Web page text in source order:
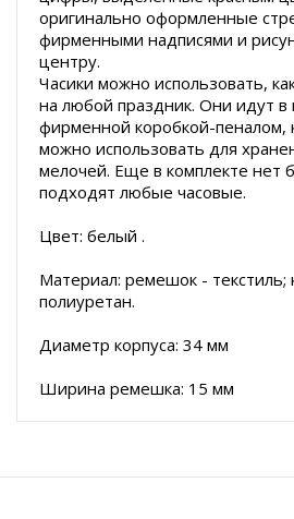
оригинально оформленные
фирменными надписями и
центру.
Часики можно использовать,
на любой праздник. Они идут в
фирменной коробкой-пеналом,
можно использовать для
мелочей. Еще в комплекте нет
подходят любые часовые.
Цвет: белый .
Материал: ремешок - текстиль;
полиуретан.
Диаметр корпуса: 34 мм
Ширина ремешка: 15 мм